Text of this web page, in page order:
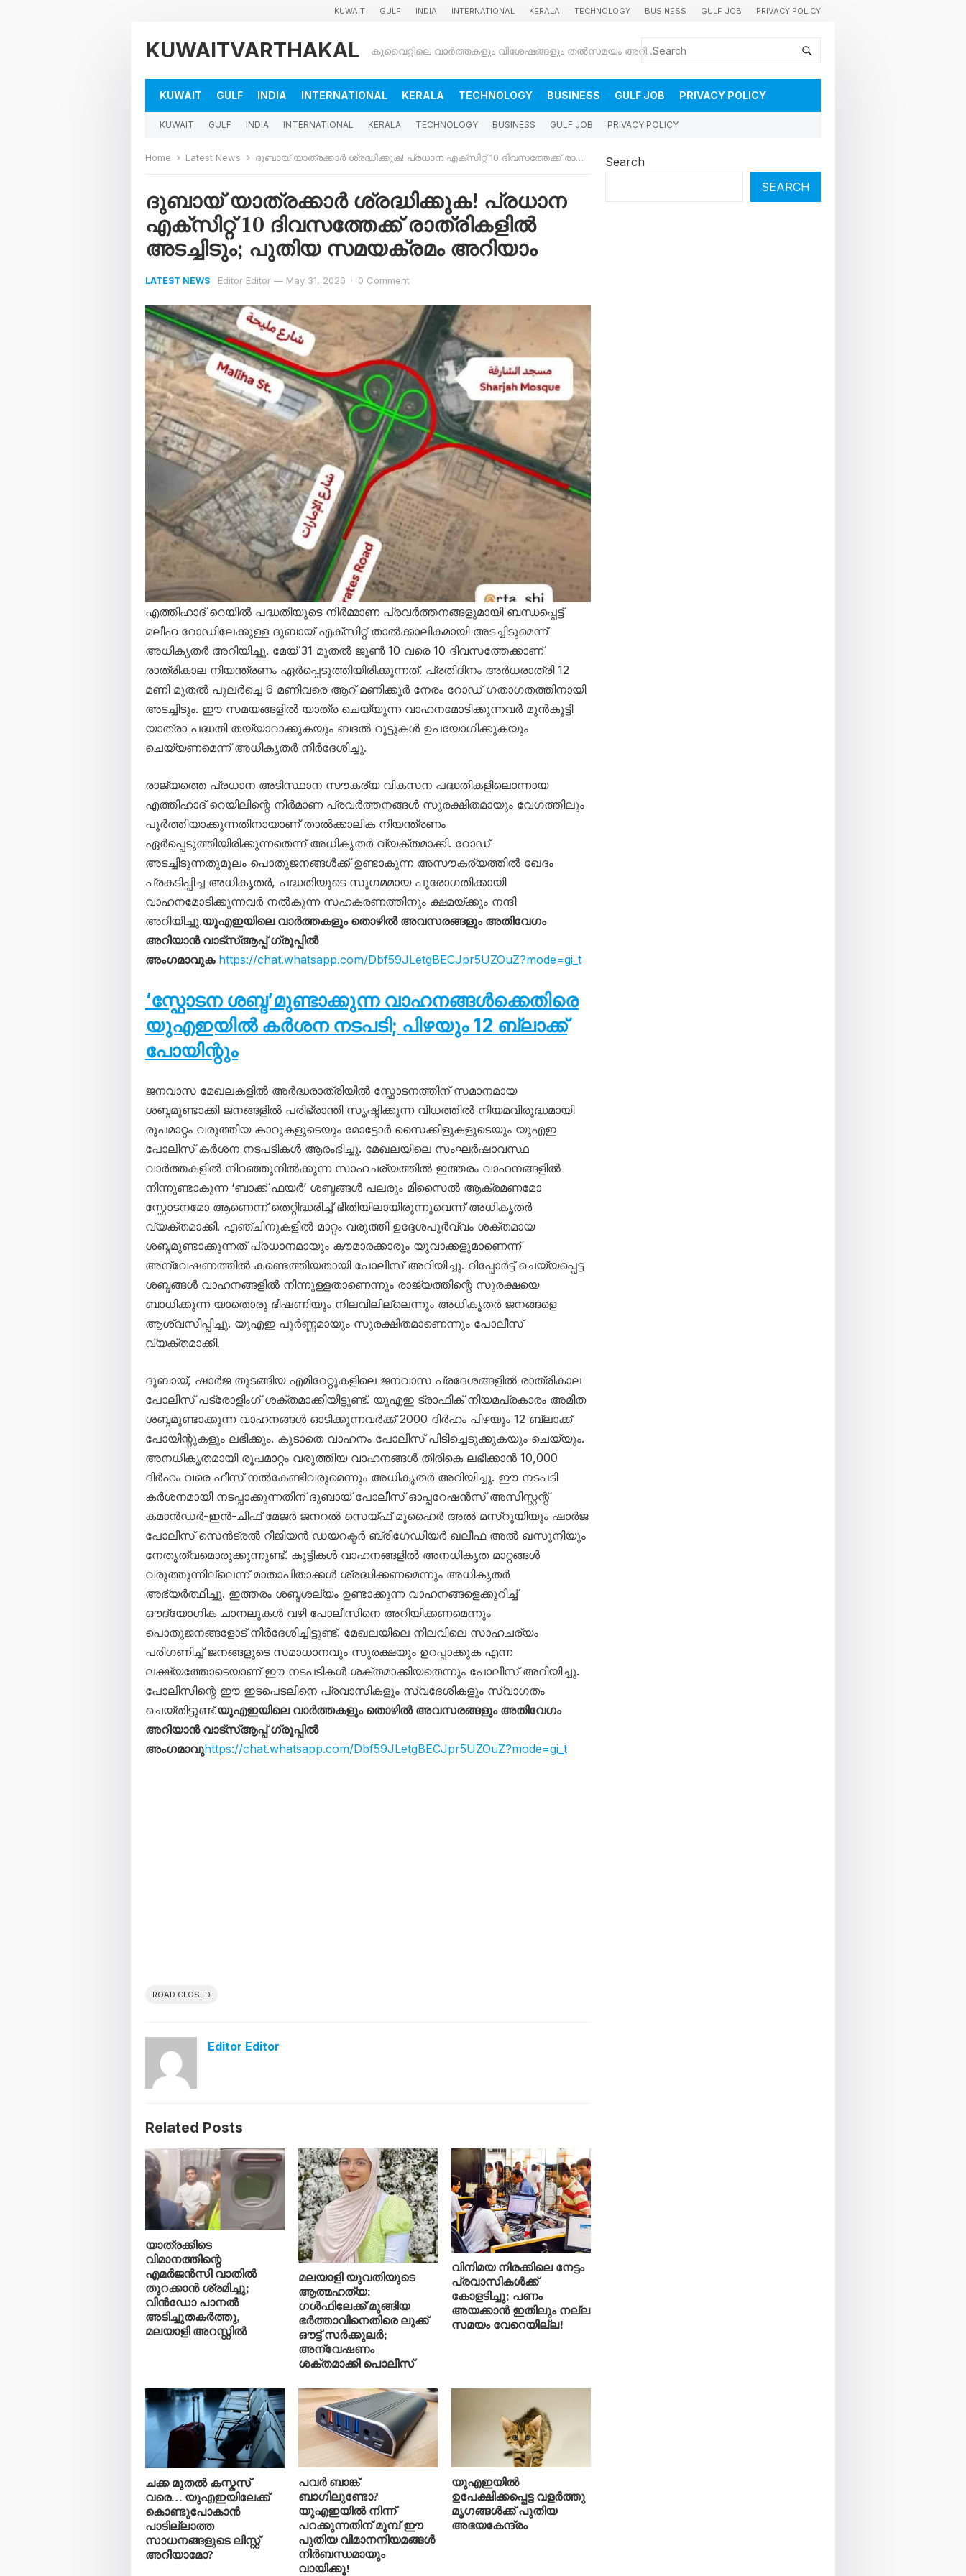
KUWAIT GULF INDIA INTERNATIONAL KERALA TECHNOLOGY BUSINESS GULF JOB PRIVACY POLICY
KUWAITVARTHAKAL കുവൈറ്റിലെ വാർത്തകളും വിശേഷങ്ങളും തൽസമയം അറിയാൻ
KUWAIT GULF INDIA INTERNATIONAL KERALA TECHNOLOGY BUSINESS GULF JOB PRIVACY POLICY
KUWAIT GULF INDIA INTERNATIONAL KERALA TECHNOLOGY BUSINESS GULF JOB PRIVACY POLICY
Home Latest News ദുബായ് യാത്രക്കാർ ശ്രദ്ധിക്കുക! പ്രധാന എക്സിറ്റ് 10 ദിവസത്തേക്ക് രാത്രികളിൽ അടച്ചിടും; പുതിയ സമയക്രമം അറിയാം
ദുബായ് യാത്രക്കാർ ശ്രദ്ധിക്കുക! പ്രധാന
എക്സിറ്റ് 10 ദിവസത്തേക്ക് രാത്രികളിൽ
അടച്ചിടും; പുതിയ സമയക്രമം അറിയാം
LATEST NEWS Editor Editor — May 31, 2026 · 0 Comment
എത്തിഹാദ് റെയിൽ പദ്ധതിയുടെ നിർമ്മാണ പ്രവർത്തനങ്ങളുമായി ബന്ധപ്പെട്ട്
മലീഹ റോഡിലേക്കുള്ള ദുബായ് എക്സിറ്റ് താൽക്കാലികമായി അടച്ചിടുമെന്ന്
അധികൃതർ അറിയിച്ചു. മേയ് 31 മുതൽ ജൂൺ 10 വരെ 10 ദിവസത്തേക്കാണ്
രാത്രികാല നിയന്ത്രണം ഏർപ്പെടുത്തിയിരിക്കുന്നത്. പ്രതിദിനം അർധരാത്രി 12
മണി മുതൽ പുലർച്ചെ 6 മണിവരെ ആറ് മണിക്കൂർ നേരം റോഡ് ഗതാഗതത്തിനായി
അടച്ചിടും. ഈ സമയങ്ങളിൽ യാത്ര ചെയ്യുന്ന വാഹനമോടിക്കുന്നവർ മുൻകൂട്ടി
യാത്രാ പദ്ധതി തയ്യാറാക്കുകയും ബദൽ റൂട്ടുകൾ ഉപയോഗിക്കുകയും
ചെയ്യണമെന്ന് അധികൃതർ നിർദേശിച്ചു.
രാജ്യത്തെ പ്രധാന അടിസ്ഥാന സൗകര്യ വികസന പദ്ധതികളിലൊന്നായ
എത്തിഹാദ് റെയിലിന്റെ നിർമാണ പ്രവർത്തനങ്ങൾ സുരക്ഷിതമായും വേഗത്തിലും
പൂർത്തിയാക്കുന്നതിനായാണ് താൽക്കാലിക നിയന്ത്രണം
ഏർപ്പെടുത്തിയിരിക്കുന്നതെന്ന് അധികൃതർ വ്യക്തമാക്കി. റോഡ്
അടച്ചിടുന്നതുമൂലം പൊതുജനങ്ങൾക്ക് ഉണ്ടാകുന്ന അസൗകര്യത്തിൽ ഖേദം
പ്രകടിപ്പിച്ച അധികൃതർ, പദ്ധതിയുടെ സുഗമമായ പുരോഗതിക്കായി
വാഹനമോടിക്കുന്നവർ നൽകുന്ന സഹകരണത്തിനും ക്ഷമയ്ക്കും നന്ദി
അറിയിച്ചു.യുഎഇയിലെ വാർത്തകളും തൊഴിൽ അവസരങ്ങളും അതിവേഗം
അറിയാൻ വാട്സ്ആപ്പ് ഗ്രൂപ്പിൽ
അംഗമാവുക https://chat.whatsapp.com/Dbf59JLetgBECJpr5UZOuZ?mode=gi_t
‘സ്ഫോടന ശബ്ദ’മുണ്ടാക്കുന്ന വാഹനങ്ങൾക്കെതിരെ
യുഎഇയിൽ കർശന നടപടി; പിഴയും 12 ബ്ലാക്ക്
പോയിന്റും
ജനവാസ മേഖലകളിൽ അർദ്ധരാത്രിയിൽ സ്ഫോടനത്തിന് സമാനമായ
ശബ്ദമുണ്ടാക്കി ജനങ്ങളിൽ പരിഭ്രാന്തി സൃഷ്ടിക്കുന്ന വിധത്തിൽ നിയമവിരുദ്ധമായി
രൂപമാറ്റം വരുത്തിയ കാറുകളുടെയും മോട്ടോർ സൈക്കിളുകളുടെയും യുഎഇ
പോലീസ് കർശന നടപടികൾ ആരംഭിച്ചു. മേഖലയിലെ സംഘർഷാവസ്ഥ
വാർത്തകളിൽ നിറഞ്ഞുനിൽക്കുന്ന സാഹചര്യത്തിൽ ഇത്തരം വാഹനങ്ങളിൽ
നിന്നുണ്ടാകുന്ന ‘ബാക്ക് ഫയർ’ ശബ്ദങ്ങൾ പലരും മിസൈൽ ആക്രമണമോ
സ്ഫോടനമോ ആണെന്ന് തെറ്റിദ്ധരിച്ച് ഭീതിയിലായിരുന്നുവെന്ന് അധികൃതർ
വ്യക്തമാക്കി. എഞ്ചിനുകളിൽ മാറ്റം വരുത്തി ഉദ്ദേശപൂർവ്വം ശക്തമായ
ശബ്ദമുണ്ടാക്കുന്നത് പ്രധാനമായും കൗമാരക്കാരും യുവാക്കളുമാണെന്ന്
അന്വേഷണത്തിൽ കണ്ടെത്തിയതായി പോലീസ് അറിയിച്ചു. റിപ്പോർട്ട് ചെയ്യപ്പെട്ട
ശബ്ദങ്ങൾ വാഹനങ്ങളിൽ നിന്നുള്ളതാണെന്നും രാജ്യത്തിന്റെ സുരക്ഷയെ
ബാധിക്കുന്ന യാതൊരു ഭീഷണിയും നിലവിലില്ലെന്നും അധികൃതർ ജനങ്ങളെ
ആശ്വസിപ്പിച്ചു. യുഎഇ പൂർണ്ണമായും സുരക്ഷിതമാണെന്നും പോലീസ്
വ്യക്തമാക്കി.
ദുബായ്, ഷാർജ തുടങ്ങിയ എമിറേറ്റുകളിലെ ജനവാസ പ്രദേശങ്ങളിൽ രാത്രികാല
പോലീസ് പട്രോളിംഗ് ശക്തമാക്കിയിട്ടുണ്ട്. യുഎഇ ട്രാഫിക് നിയമപ്രകാരം അമിത
ശബ്ദമുണ്ടാക്കുന്ന വാഹനങ്ങൾ ഓടിക്കുന്നവർക്ക് 2000 ദിർഹം പിഴയും 12 ബ്ലാക്ക്
പോയിന്റുകളും ലഭിക്കും. കൂടാതെ വാഹനം പോലീസ് പിടിച്ചെടുക്കുകയും ചെയ്യും.
അനധികൃതമായി രൂപമാറ്റം വരുത്തിയ വാഹനങ്ങൾ തിരികെ ലഭിക്കാൻ 10,000
ദിർഹം വരെ ഫീസ് നൽകേണ്ടിവരുമെന്നും അധികൃതർ അറിയിച്ചു. ഈ നടപടി
കർശനമായി നടപ്പാക്കുന്നതിന് ദുബായ് പോലീസ് ഓപ്പറേഷൻസ് അസിസ്റ്റന്റ്
കമാൻഡർ-ഇൻ-ചീഫ് മേജർ ജനറൽ സെയ്ഫ് മുഹൈർ അൽ മസ്‌റൂയിയും ഷാർജ
പോലീസ് സെൻട്രൽ റീജിയൻ ഡയറക്ടർ ബ്രിഗേഡിയർ ഖലീഫ അൽ ഖസൂനിയും
നേതൃത്വമൊരുക്കുന്നുണ്ട്. കുട്ടികൾ വാഹനങ്ങളിൽ അനധികൃത മാറ്റങ്ങൾ
വരുത്തുന്നില്ലെന്ന് മാതാപിതാക്കൾ ശ്രദ്ധിക്കണമെന്നും അധികൃതർ
അഭ്യർത്ഥിച്ചു. ഇത്തരം ശബ്ദശല്യം ഉണ്ടാക്കുന്ന വാഹനങ്ങളെക്കുറിച്ച്
ഔദ്യോഗിക ചാനലുകൾ വഴി പോലീസിനെ അറിയിക്കണമെന്നും
പൊതുജനങ്ങളോട് നിർദേശിച്ചിട്ടുണ്ട്. മേഖലയിലെ നിലവിലെ സാഹചര്യം
പരിഗണിച്ച് ജനങ്ങളുടെ സമാധാനവും സുരക്ഷയും ഉറപ്പാക്കുക എന്ന
ലക്ഷ്യത്തോടെയാണ് ഈ നടപടികൾ ശക്തമാക്കിയതെന്നും പോലീസ് അറിയിച്ചു.
പോലീസിന്റെ ഈ ഇടപെടലിനെ പ്രവാസികളും സ്വദേശികളും സ്വാഗതം
ചെയ്തിട്ടുണ്ട്.യുഎഇയിലെ വാർത്തകളും തൊഴിൽ അവസരങ്ങളും അതിവേഗം
അറിയാൻ വാട്സ്ആപ്പ് ഗ്രൂപ്പിൽ
അംഗമാവുhttps://chat.whatsapp.com/Dbf59JLetgBECJpr5UZOuZ?mode=gi_t
ROAD CLOSED
Editor Editor
Related Posts
യാത്രക്കിടെ
വിമാനത്തിന്റെ
എമർജൻസി വാതിൽ
തുറക്കാൻ ശ്രമിച്ചു;
വിൻഡോ പാനൽ
അടിച്ചുതകർത്തു,
മലയാളി അറസ്റ്റിൽ
മലയാളി യുവതിയുടെ
ആത്മഹത്യ:
ഗൾഫിലേക്ക് മുങ്ങിയ
ഭർത്താവിനെതിരെ ലുക്ക്
ഔട്ട് സർക്കുലർ;
അന്വേഷണം
ശക്തമാക്കി പൊലീസ്
വിനിമയ നിരക്കിലെ നേട്ടം
പ്രവാസികൾക്ക്
കോളടിച്ചു; പണം
അയക്കാൻ ഇതിലും നല്ല
സമയം വേറെയില്ല!
ചക്ക മുതൽ കസ്കസ്
വരെ… യുഎഇയിലേക്ക്
കൊണ്ടുപോകാൻ
പാടില്ലാത്ത
സാധനങ്ങളുടെ ലിസ്റ്റ്
അറിയാമോ?
പവർ ബാങ്ക്
ബാഗിലുണ്ടോ?
യുഎഇയിൽ നിന്ന്
പറക്കുന്നതിന് മുമ്പ് ഈ
പുതിയ വിമാനനിയമങ്ങൾ
നിർബന്ധമായും
വായിക്കൂ!
യുഎഇയിൽ
ഉപേക്ഷിക്കപ്പെട്ട വളർത്തു
മൃഗങ്ങൾക്ക് പുതിയ
അഭയകേന്ദ്രം
Search
SEARCH